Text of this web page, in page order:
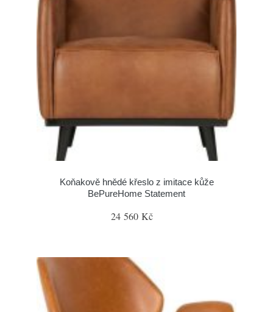
Koňakově hnědé křeslo z imitace kůže
BePureHome Statement
24 560 Kč